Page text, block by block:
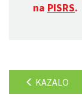
na PISRS.
KAZALO